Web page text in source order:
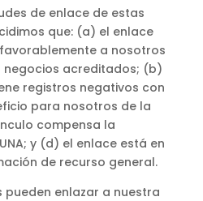
de enlace de estas
que: (a) el enlace
a nosotros
negocios acreditados; (b)
registros negativos con
para nosotros de la
compensa la
y (d) el enlace está en
de recurso general.
pueden enlazar a nuestra